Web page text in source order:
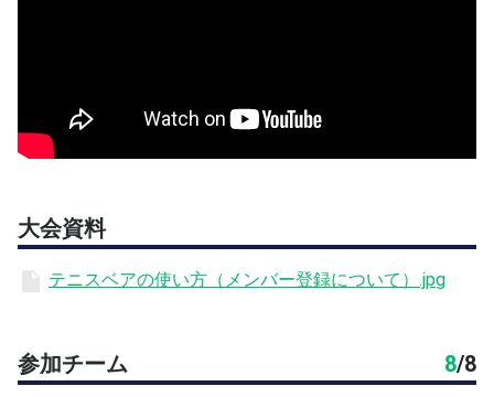
・6ゲーム先取／ノーアド／5-5タイブレーク（7ptマッ
チ）
→4〜5チームの場合はラウンドロビンなど
※テニスベアのチームにメンバー登録のご協力をお願いし
ます
【会場・周辺施設情報】
大会資料
テニスベアの使い方（メンバー登録について）.jpg
参加チーム 8/8